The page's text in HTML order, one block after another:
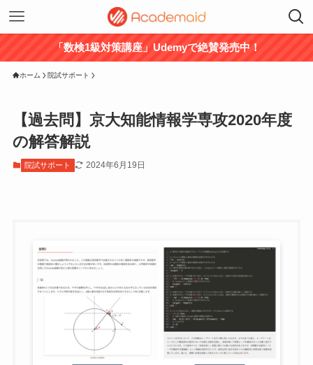
「数検1級対策講座」Udemyで絶賛発売中！
ホーム 院試サポート
【過去問】京大知能情報学専攻2020年度
の解答解説
院試サポート 2024年6月19日